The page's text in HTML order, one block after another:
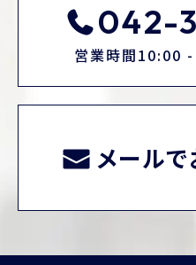
042-
営業時間10:00
メール